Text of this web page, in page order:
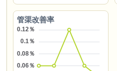
管渠改善率